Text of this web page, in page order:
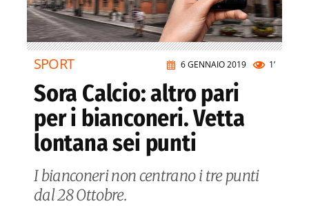
6 GENNAIO 2019 1’
SPORT
Sora Calcio: altro pari
per i bianconeri. Vetta
lontana sei punti
I bianconeri non centrano i tre punti
dal 28 Ottobre.